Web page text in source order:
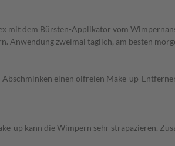
mit dem Bürsten-Applikator vom
Anwendung zweimal täglich, am besten
Abschminken einen ölfreien Make-up-
up kann die Wimpern sehr strapazieren.